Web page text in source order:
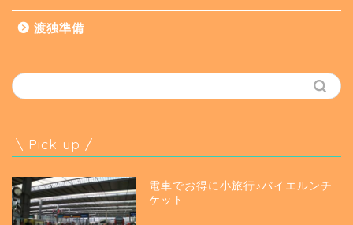
渡独準備
\ Pick up /
電車でお得に小旅行♪バイエルンチ
ケット